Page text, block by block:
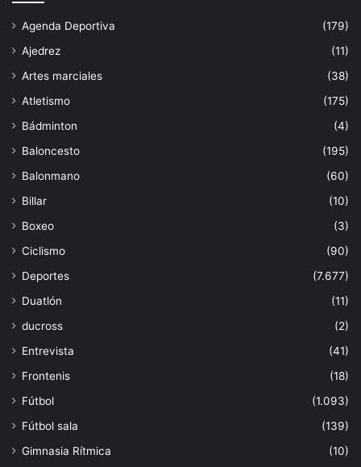
Agenda Deportiva
(179)
Ajedrez
(11)
Artes marciales
(38)
Atletismo
(175)
Bádminton
(4)
Baloncesto
(195)
Balonmano
(60)
Billar
(10)
Boxeo
(3)
Ciclismo
(90)
Deportes
(7.677)
Duatlón
(11)
ducross
(2)
Entrevista
(41)
Frontenis
(18)
Fútbol
(1.093)
Fútbol sala
(139)
Gimnasia Rítmica
(10)